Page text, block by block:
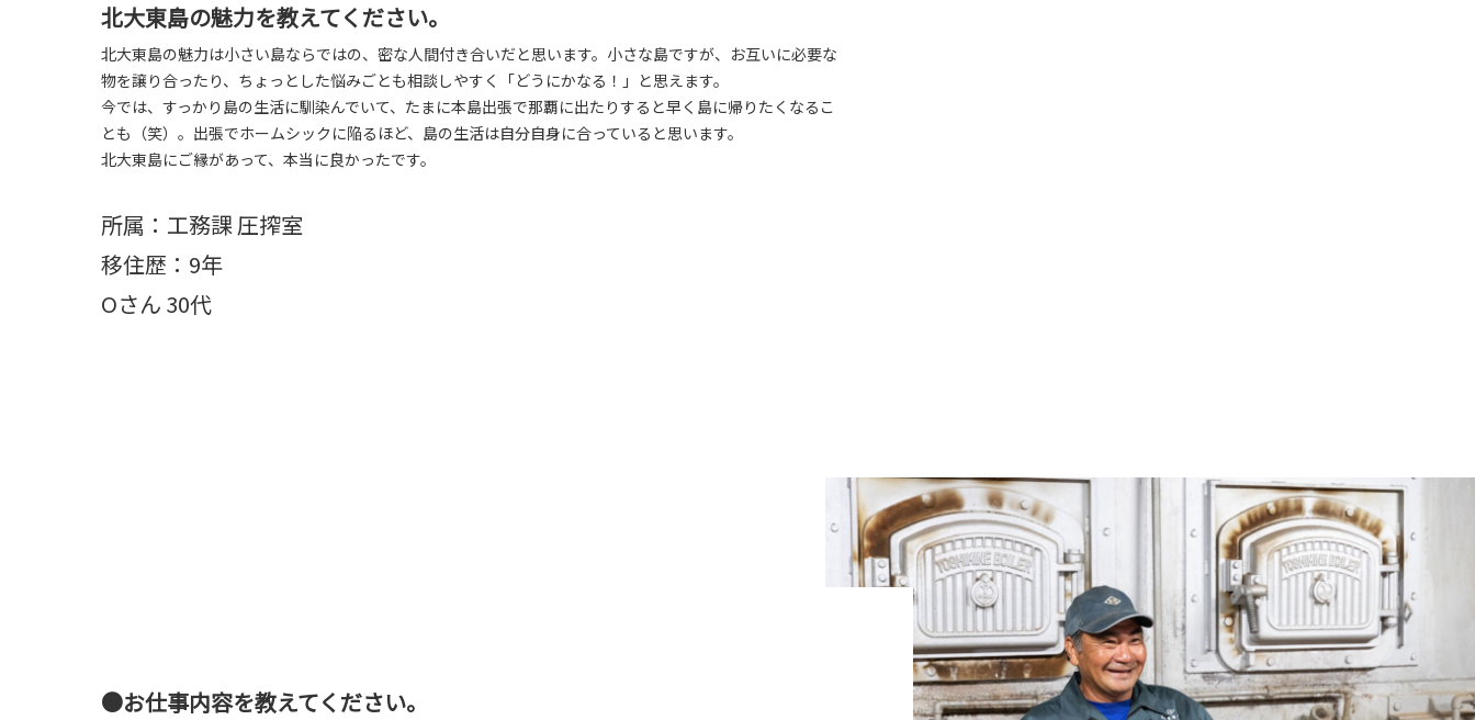
北大東島の魅力を教えてください。
北大東島の魅力は小さい島ならではの、密な人間付き合いだと思います。小さな島ですが、お互いに必要な
物を譲り合ったり、ちょっとした悩みごとも相談しやすく「どうにかなる！」と思えます。
今では、すっかり島の生活に馴染んでいて、たまに本島出張で那覇に出たりすると早く島に帰りたくなるこ
とも（笑）。出張でホームシックに陥るほど、島の生活は自分自身に合っていると思います。
北大東島にご縁があって、本当に良かったです。
所属：工務課 圧搾室
移住歴：9年
Oさん 30代
●お仕事内容を教えてください。